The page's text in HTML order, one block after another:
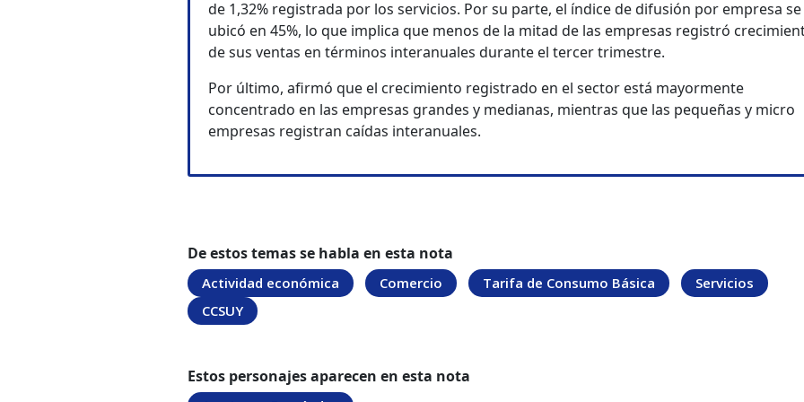
de 1,32% registrada por los servicios. Por su parte, el índice de difusión por empresa se
ubicó en 45%, lo que implica que menos de la mitad de las empresas registró
de sus ventas en términos interanuales durante el tercer trimestre.
Por último, afirmó que el crecimiento registrado en el sector está mayormente
concentrado en las empresas grandes y medianas, mientras que las pequeñas y micro
empresas registran caídas interanuales.
De estos temas se habla en esta nota
Actividad económica Comercio Tarifa de Consumo Básica
Servicios
CCSUY
Estos personajes aparecen en esta nota